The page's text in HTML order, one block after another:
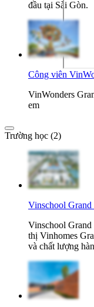
đầu tại Sài Gòn.
Công viên
VinWonders
em
Trường học (2)
Vinschool Grand
Vinschool Grand
thị Vinhomes
và chất lượng